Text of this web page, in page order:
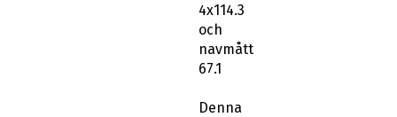
4x114.3
och
navmått
67.1
Denna